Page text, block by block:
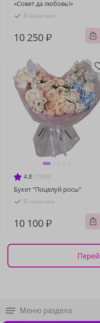
«Совет да любовь!»
В наличии
10 250 ₽
4.8 (1589)
Букет "Поцелуй росы"
В наличии
10 100 ₽
Меню раздела